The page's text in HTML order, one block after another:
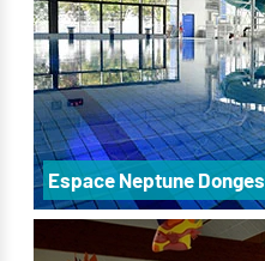
Espace Neptune Donges